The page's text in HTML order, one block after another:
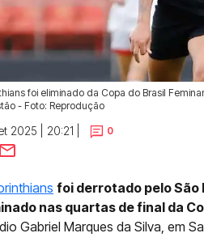
foi eliminado da Copa do Brasil
- Foto: Reprodução
2025 | 20:21 | 0
foi derrotado pelo São
nas quartas de final da
Gabriel Marques da Silva, em